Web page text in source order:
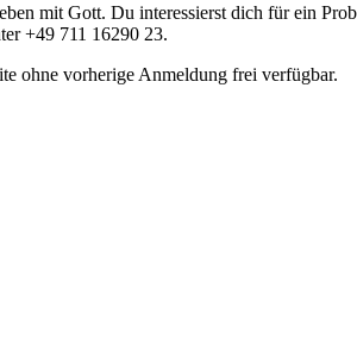
mit Gott. Du interessierst dich für ein
+49 711 16290 23.
ohne vorherige Anmeldung frei verfügbar.